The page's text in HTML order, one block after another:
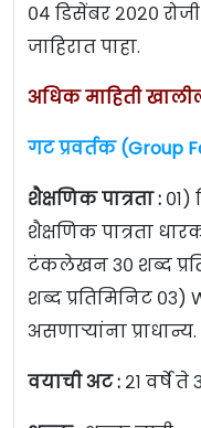
०४ डिसेंबर २०२०
जाहिरात पाहा.
अधिक माहिती
गट प्रवर्तक (Group
शैक्षणिक पात्रता : ०१)
शैक्षणिक पात्रता
टंकलेखन ३० शब्द
शब्द प्रतिमिनिट
असणाऱ्यांना प्राधान्य.
वयाची अट : २१ वर्षे ते